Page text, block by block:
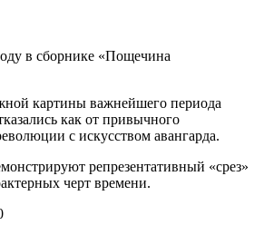
в сборнике «Пощечина
картины важнейшего периода
как от привычного
с искусством авангарда.
репрезентативный «срез»
черт времени.